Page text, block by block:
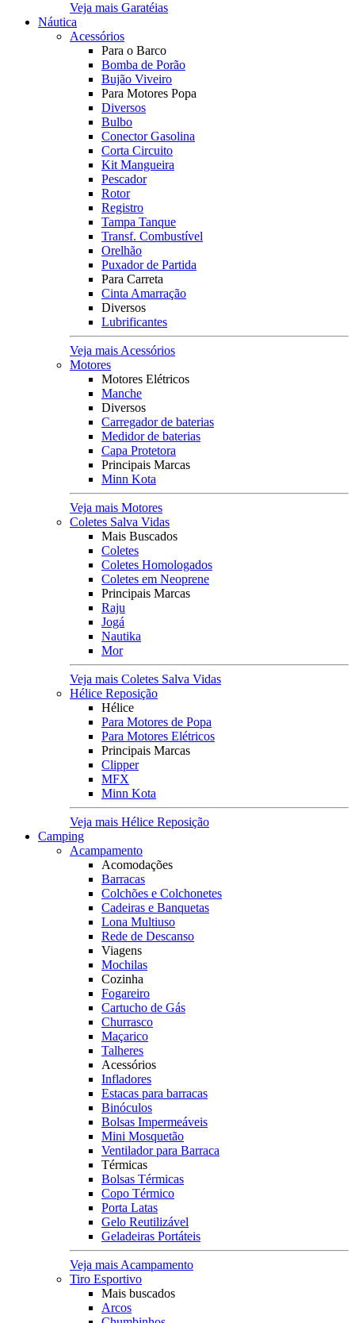
Veja mais Garatéias
Náutica
Acessórios
Para o Barco
Bomba de Porão
Bujão Viveiro
Para Motores Popa
Diversos
Bulbo
Conector Gasolina
Corta Circuito
Kit Mangueira
Pescador
Rotor
Registro
Tampa Tanque
Transf. Combustível
Orelhão
Puxador de Partida
Para Carreta
Cinta Amarração
Diversos
Lubrificantes
Veja mais Acessórios
Motores
Motores Elétricos
Manche
Diversos
Carregador de baterias
Medidor de baterias
Capa Protetora
Principais Marcas
Minn Kota
Veja mais Motores
Coletes Salva Vidas
Mais Buscados
Coletes
Coletes Homologados
Coletes em Neoprene
Principais Marcas
Raju
Jogá
Nautika
Mor
Veja mais Coletes Salva Vidas
Hélice Reposição
Hélice
Para Motores de Popa
Para Motores Elétricos
Principais Marcas
Clipper
MFX
Minn Kota
Veja mais Hélice Reposição
Camping
Acampamento
Acomodações
Barracas
Colchões e Colchonetes
Cadeiras e Banquetas
Lona Multiuso
Rede de Descanso
Viagens
Mochilas
Cozinha
Fogareiro
Cartucho de Gás
Churrasco
Maçarico
Talheres
Acessórios
Infladores
Estacas para barracas
Binóculos
Bolsas Impermeáveis
Mini Mosquetão
Ventilador para Barraca
Térmicas
Bolsas Térmicas
Copo Térmico
Porta Latas
Gelo Reutilizável
Geladeiras Portáteis
Veja mais Acampamento
Tiro Esportivo
Mais buscados
Arcos